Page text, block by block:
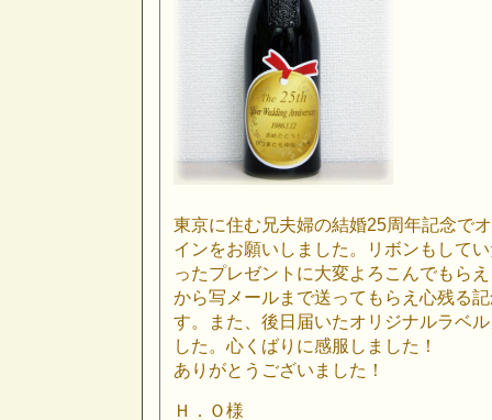
東京に住む兄夫婦の結婚25周年記念で
インをお願いしました。リボンもして
ったプレゼントに大変よろこんでもら
から写メールまで送ってもらえ心残る
す。また、後日届いたオリジナルラベ
した。心くばりに感服しました！
ありがとうございました！
Ｈ．Ｏ様